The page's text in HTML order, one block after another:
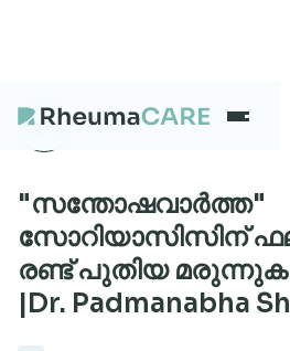
What we treat
Our Centres
"സന്തോഷവാർത്ത"
സോറിയാസിസിന്
രണ്ട് പുതിയ
|Dr. Padmanabha